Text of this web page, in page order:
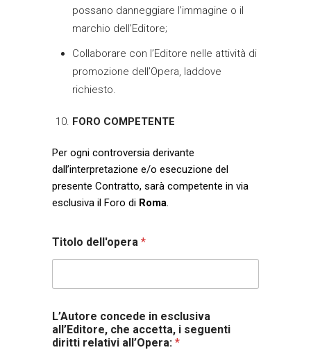
possano danneggiare l’immagine o il
marchio dell’Editore;
Collaborare con l’Editore nelle attività di
promozione dell’Opera, laddove
richiesto.
FORO COMPETENTE
Per ogni controversia derivante
dall’interpretazione e/o esecuzione del
presente Contratto, sarà competente in via
esclusiva il Foro di Roma.
Titolo dell'opera *
L’Autore concede in esclusiva
all’Editore, che accetta, i seguenti
diritti relativi all’Opera: *